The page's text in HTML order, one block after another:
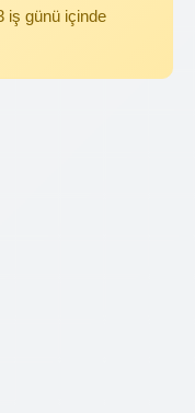
iş günü içinde